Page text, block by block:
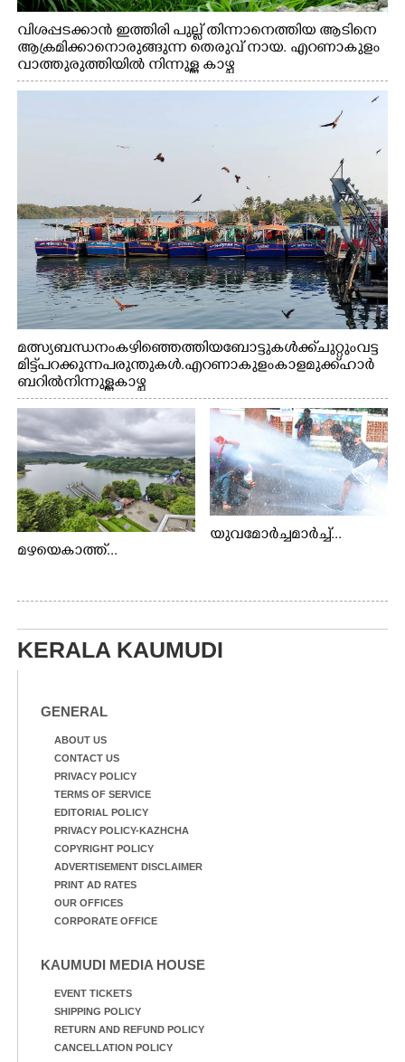
വിശപ്പടക്കാൻ ഇത്തിരി പുല്ല് തിന്നാനെത്തിയ ആടിനെ
ആക്രമിക്കാനൊരുങ്ങുന്ന തെരുവ് നായ. എറണാകുളം
വാത്തുരുത്തിയിൽ നിന്നുള്ള കാഴ്ച
മത്സ്യബന്ധനം കഴിഞ്ഞെത്തിയ ബോട്ടുകൾക്ക് ചുറ്റും വട്ട
മിട്ട് പറക്കുന്ന പരുന്തുകൾ. എറണാകുളം കാളമുക്ക് ഹാർ
ബറിൽ നിന്നുള്ള കാഴ്ച
മഴയെകാത്ത്...
യുവമോർച്ചമാർച്ച്...
KERALA KAUMUDI
GENERAL
ABOUT US
CONTACT US
PRIVACY POLICY
TERMS OF SERVICE
EDITORIAL POLICY
PRIVACY POLICY-KAZHCHA
COPYRIGHT POLICY
ADVERTISEMENT DISCLAIMER
PRINT AD RATES
OUR OFFICES
CORPORATE OFFICE
KAUMUDI MEDIA HOUSE
EVENT TICKETS
SHIPPING POLICY
RETURN AND REFUND POLICY
CANCELLATION POLICY